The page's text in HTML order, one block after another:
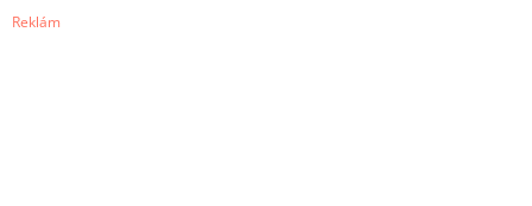
Reklám